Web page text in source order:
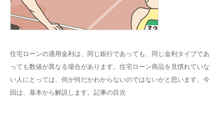
住宅ローンの適用金利は、同じ銀行であっても、同じ金利タイプであ
っても数値が異なる場合があります。住宅ローン商品を見慣れていな
い人にとっては、何が何だかわからないのではないかと思います。今
回は、基本から解説します。記事の目次